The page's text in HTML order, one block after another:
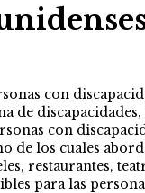
con
de
con
de los cuales
para las